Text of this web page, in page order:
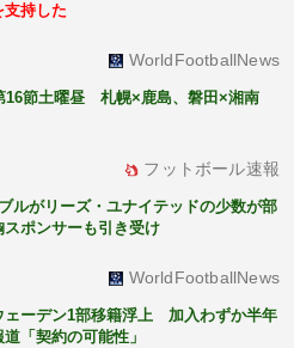
支持した
WorldFootballNews
16節土曜昼 札幌×鹿島、磐田×湘南
フットボール速報
がリーズ・ユナイテッドの少数が部
ポンサーも引き受け
WorldFootballNews
ェーデン1部移籍浮上 加入わずか半年
「契約の可能性」